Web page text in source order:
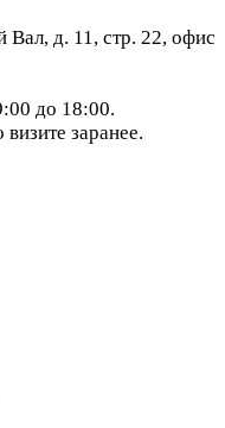
Вал, д. 11, стр. 22, офис
до 18:00.
заранее.